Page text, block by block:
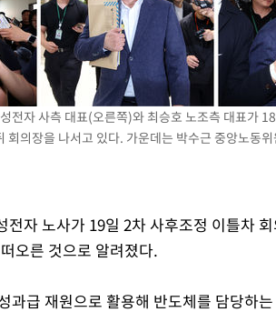
전자 사측 대표(오른쪽)와 최승호 노조측 대표가
회의장을 나서고 있다. 가운데는 박수근 중앙노동
자 노사가 19일 2차 사후조정 이틀차
오른 것으로 알려졌다.
과급 재원으로 활용해 반도체를 담당하